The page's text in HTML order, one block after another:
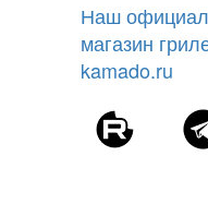
Наш
магазин
kamado.ru